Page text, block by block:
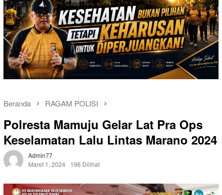
Beranda RAGAM POLISI
Polresta Mamuju Gelar Lat Pra Ops
Keselamatan Lalu Lintas Marano 2024
Admin77
Maret 1, 2024
196 Dilihat